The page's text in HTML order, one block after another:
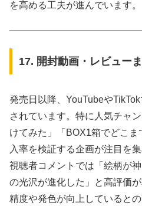
を高める工夫が進んでいます。
17. 開封動画・レビュー
発売日以降、YouTubeや
されています。特に人気チャ
けてみた」「BOX1箱でどこ
入率を検証する企画が注目を集
視聴者コメントでは「絵柄が
の光沢が進化した」と高評価
精度や発色が向上していると